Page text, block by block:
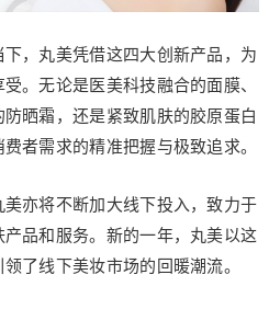
，丸美凭借这四大创新产品，为
。无论是医美科技融合的面膜、
晒霜，还是紧致肌肤的胶原蛋白
者需求的精准把握与极致追求。
亦将不断加大线下投入，致力于
品和服务。新的一年，丸美以这
了线下美妆市场的回暖潮流。